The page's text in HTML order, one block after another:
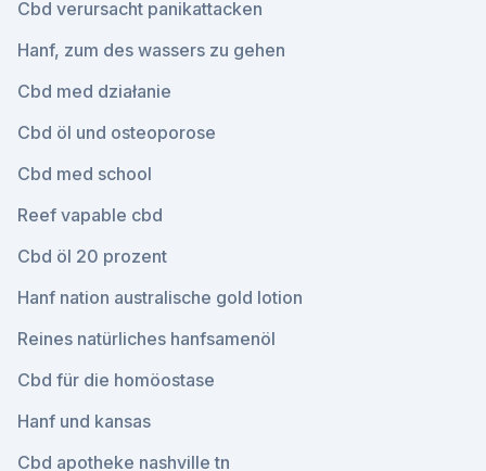
Cbd verursacht panikattacken
Hanf, zum des wassers zu gehen
Cbd med działanie
Cbd öl und osteoporose
Cbd med school
Reef vapable cbd
Cbd öl 20 prozent
Hanf nation australische gold lotion
Reines natürliches hanfsamenöl
Cbd für die homöostase
Hanf und kansas
Cbd apotheke nashville tn